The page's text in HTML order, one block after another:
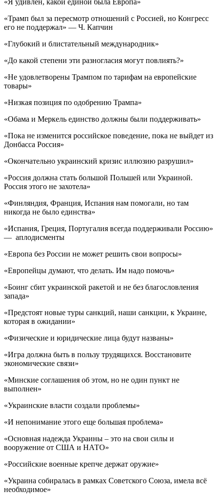
«Трамп был за пересмотр отношений с Россией, но Конгресс
его не поддержал» — Ч. Капчин
«Глубокий и блистательный международник»
«До какой степени эти разногласия могут повлиять?»
«Не удовлетворены Трампом по тарифам на европейские
товары»
«Низкая позиция по одобрению Трампа»
«Обама и Меркель единство должны были поддерживать»
«Пока не изменится российское поведение, пока не выйдет из
Донбасса Россия»
«Окончательно украинский кризис иллюзию разрушил»
«Россия должна стать большой Польшей или Украиной.
Россия этого не захотела»
«Финляндия, Франция, Испания нам помогали, но там
никогда не было единства»
«Испания, Греция, Португалия всегда поддерживали Россию»
— аплодисменты
«Европа без России не может решить свои вопросы»
«Европейцы думают, что делать. Им надо помочь»
«Боинг сбит украинской ракетой и не без благословления
запада»
«Предстоят новые туры санкций, наши санкции, к Украине,
которая в ожидании»
«Физические и юридические лица будут названы»
«Игра должна быть в пользу трудящихся. Восстановите
экономические связи»
«Минские соглашения об этом, но не один пункт не
выполнен»
«Украинские власти создали проблемы»
«И непонимание этого еще большая проблема»
«Основная надежда Украины – это на свои силы и
вооружение от США и НАТО»
«Российские военные крепче держат оружие»
«Украина собиралась в рамках Советского Союза, имела всё
необходимое»